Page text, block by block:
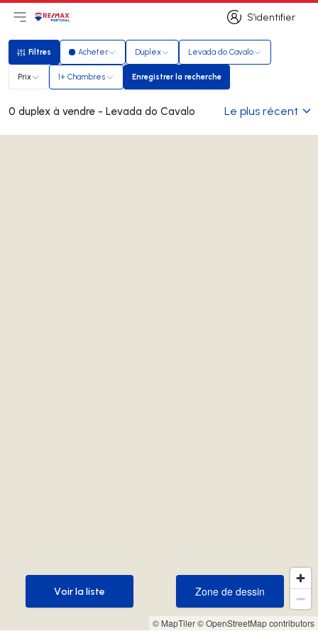
S’identifier
S’identifier
Ouvrir le menu principal
LogoAller à la page d’accueil
Filtres
Filtres Acheter Duplex Levada do Cavalo
Prix 1+ Chambres Enregistrer la recherche
Enregistrer la recherche
0 duplex à vendre - Levada do Cavalo Le plus récent
© MapTiler© OpenStreetMap contributors
Zone de dessin
Zone de dessin
Voir la liste
Voir la liste